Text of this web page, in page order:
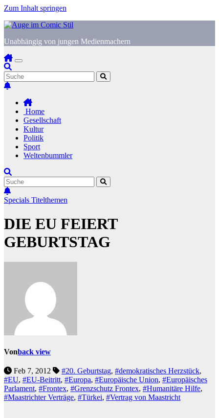
Zum Inhalt springen
Unabhängig von jungen Medienmachern
Home
Gesellschaft
Kultur
Politik
Sport
Weltenbummler
Specials Titelthemen
DIE EU FEIERT
GEBURTSTAG
Vonback view
Feb 7, 2012 #20. Geburtstag, #demokratisches Herzstück,
#EU, #EU-Beitritt, #Europa, #Europäische Union, #Europäisches
Parlament, #Frontex, #Grenzschutz Frontex, #Humanitäre Hilfe,
#Maastrichter Verträge, #Türkei, #Vertrag von Maastricht